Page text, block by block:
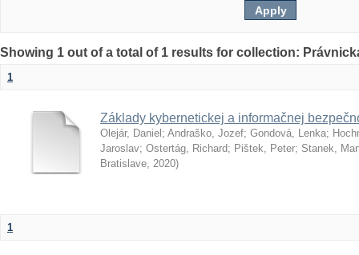
Showing 1 out of a total of 1 results for collection:
1
Základy kybernetickej a informačnej
Olejár, Daniel ; Andraško, Jozef; Gondová, Lenka;
Jaroslav; Ostertág, Richard; Pištek, Peter; Stanek,
Bratislave, 2020)
1